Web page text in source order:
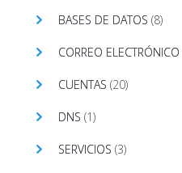
BASES DE DATOS (8)
CORREO ELECTRÓNICO
CUENTAS (20)
DNS (1)
SERVICIOS (3)